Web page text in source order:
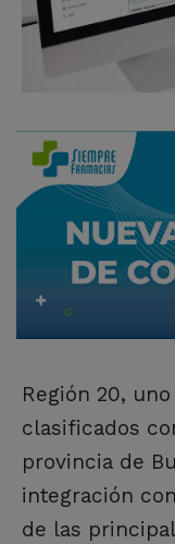
Región 20,
clasificados
provincia de
integración con
de las